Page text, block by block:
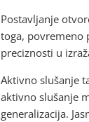
Postavljanje
toga, povremeno
preciznosti u
Aktivno slušanje
aktivno slušanje
generalizacija.